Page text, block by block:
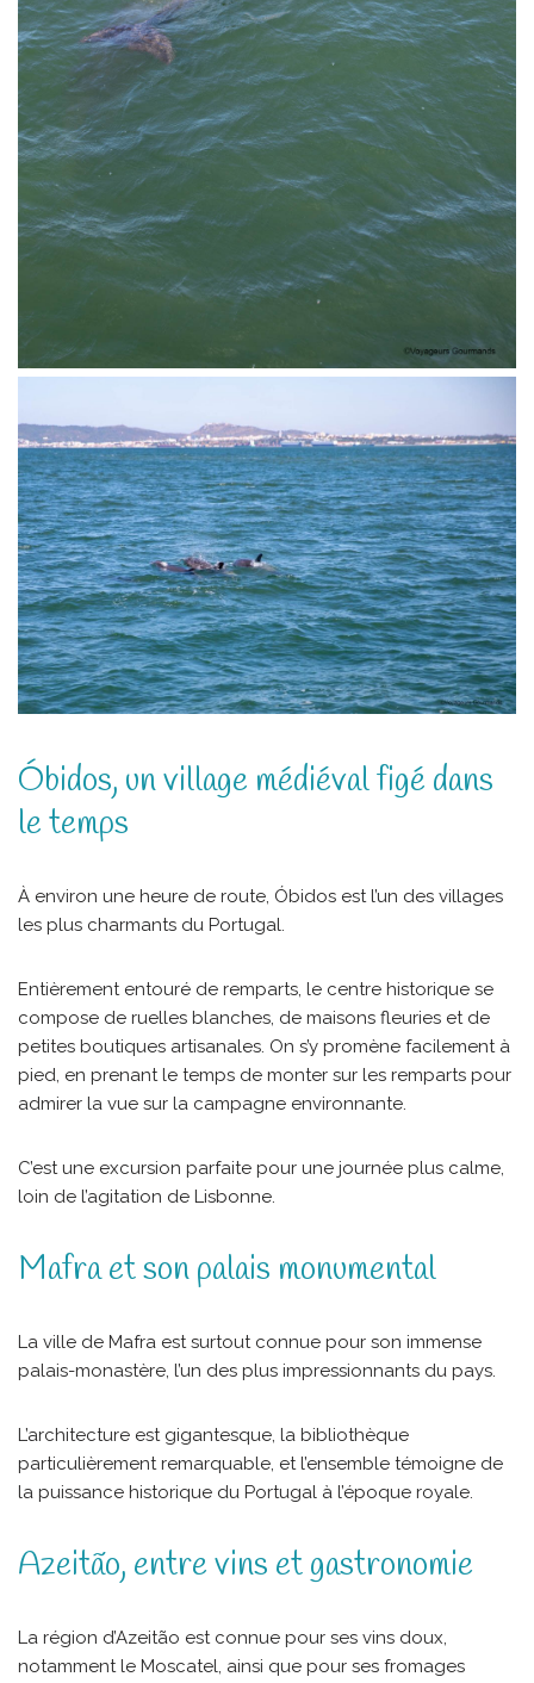
Óbidos, un village médiéval figé dans
le temps
À environ une heure de route, Óbidos est l’un des villages
les plus charmants du Portugal.
Entièrement entouré de remparts, le centre historique se
compose de ruelles blanches, de maisons fleuries et de
petites boutiques artisanales. On s’y promène facilement à
pied, en prenant le temps de monter sur les remparts pour
admirer la vue sur la campagne environnante.
C’est une excursion parfaite pour une journée plus calme,
loin de l’agitation de Lisbonne.
Mafra et son palais monumental
La ville de Mafra est surtout connue pour son immense
palais-monastère, l’un des plus impressionnants du pays.
L’architecture est gigantesque, la bibliothèque
particulièrement remarquable, et l’ensemble témoigne de
la puissance historique du Portugal à l’époque royale.
Azeitão, entre vins et gastronomie
La région d’Azeitão est connue pour ses vins doux,
notamment le Moscatel, ainsi que pour ses fromages